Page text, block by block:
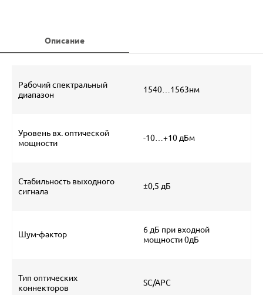
Описание
Рабочий спектральный
диапазон
1540…1563нм
Уровень вх. оптической
мощности
-10…+10 дБм
Стабильность выходного
сигнала
±0,5 дБ
Шум-фактор
6 дБ при входной
мощности 0дБ
Тип оптических
коннекторов
SC/APC